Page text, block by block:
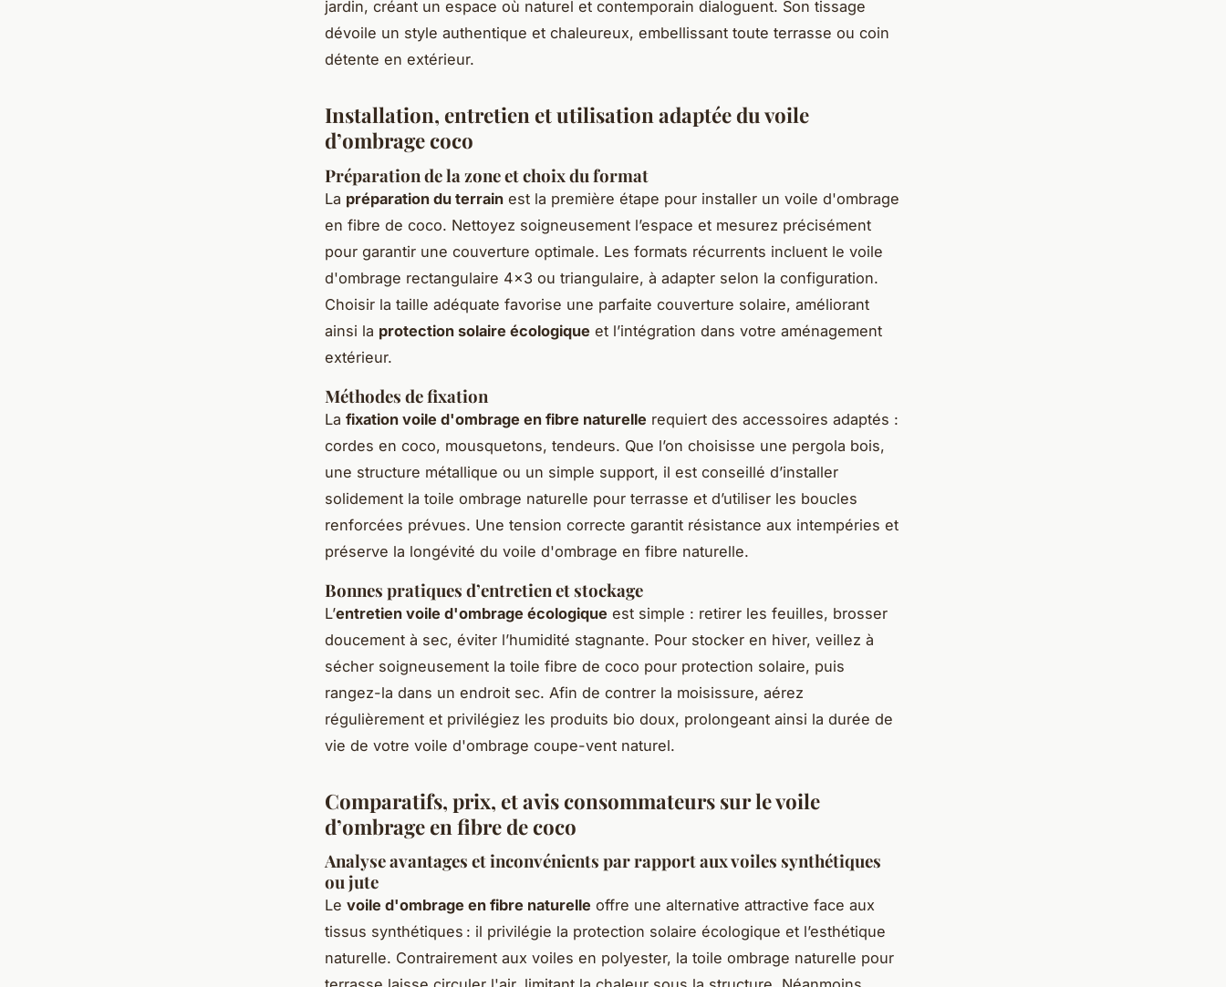
jardin, créant un espace où naturel et contemporain dialoguent. Son tissage
dévoile un style authentique et chaleureux, embellissant toute terrasse ou coin
détente en extérieur.
Installation, entretien et utilisation adaptée du voile
d’ombrage coco
Préparation de la zone et choix du format
La préparation du terrain est la première étape pour installer un voile d'ombrage
en fibre de coco. Nettoyez soigneusement l’espace et mesurez précisément
pour garantir une couverture optimale. Les formats récurrents incluent le voile
d'ombrage rectangulaire 4x3 ou triangulaire, à adapter selon la configuration.
Choisir la taille adéquate favorise une parfaite couverture solaire, améliorant
ainsi la protection solaire écologique et l’intégration dans votre aménagement
extérieur.
Méthodes de fixation
La fixation voile d'ombrage en fibre naturelle requiert des accessoires adaptés :
cordes en coco, mousquetons, tendeurs. Que l’on choisisse une pergola bois,
une structure métallique ou un simple support, il est conseillé d’installer
solidement la toile ombrage naturelle pour terrasse et d’utiliser les boucles
renforcées prévues. Une tension correcte garantit résistance aux intempéries et
préserve la longévité du voile d'ombrage en fibre naturelle.
Bonnes pratiques d’entretien et stockage
L’entretien voile d'ombrage écologique est simple : retirer les feuilles, brosser
doucement à sec, éviter l’humidité stagnante. Pour stocker en hiver, veillez à
sécher soigneusement la toile fibre de coco pour protection solaire, puis
rangez-la dans un endroit sec. Afin de contrer la moisissure, aérez
régulièrement et privilégiez les produits bio doux, prolongeant ainsi la durée de
vie de votre voile d'ombrage coupe-vent naturel.
Comparatifs, prix, et avis consommateurs sur le voile
d’ombrage en fibre de coco
Analyse avantages et inconvénients par rapport aux voiles synthétiques
ou jute
Le voile d'ombrage en fibre naturelle offre une alternative attractive face aux
tissus synthétiques : il privilégie la protection solaire écologique et l’esthétique
naturelle. Contrairement aux voiles en polyester, la toile ombrage naturelle pour